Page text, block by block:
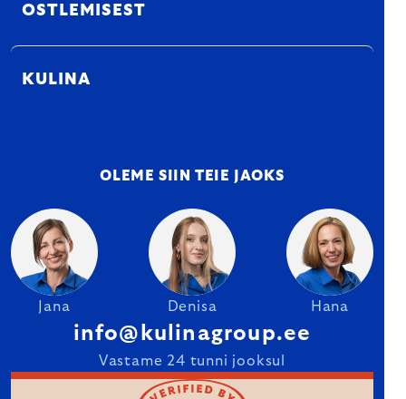
OSTLEMISEST
KULINA
OLEME SIIN TEIE JAOKS
Jana Denisa Hana
info@kulinagroup.ee
Vastame 24 tunni jooksul